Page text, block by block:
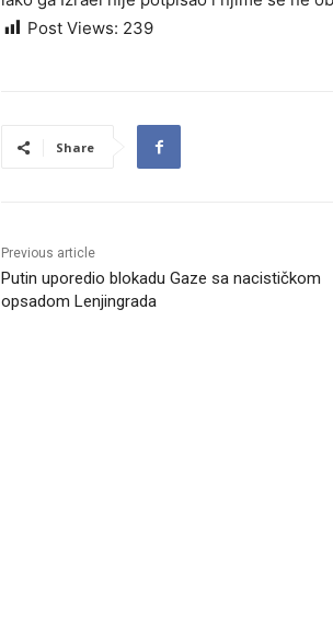
Post Views: 239
Share
Previous article
Putin uporedio blokadu Gaze sa nacističkom
opsadom Lenjingrada